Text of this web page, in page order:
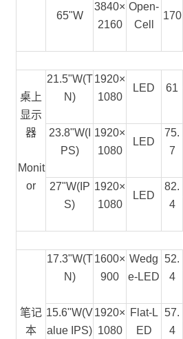
65"W
3840×
2160
Open-
Cell
170
桌上
显示
器
Monit
or
21.5"W(T
N)
1920×
1080
LED 61
23.8"W(I
PS)
1920×
1080
LED
75.
7
27"W(IP
S)
1920×
1080
LED
82.
4
笔记
本
17.3"W(T
N)
1600×
900
Wedg
e-LED
52.
4
15.6"W(V
alue IPS)
1920×
1080
Flat-L
ED
57.
4